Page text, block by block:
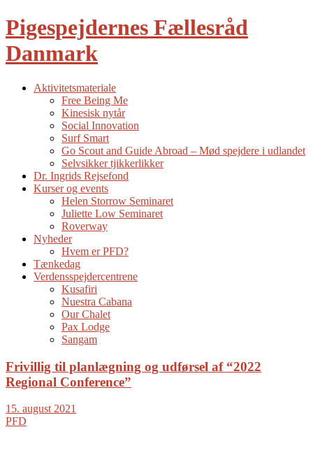
Pigespejdernes Fællesråd
Danmark
Aktivitetsmateriale
Free Being Me
Kinesisk nytår
Social Innovation
Surf Smart
Go Scout and Guide Abroad – Mød spejdere i udlandet
Selvsikker tjikkerlikker
Dr. Ingrids Rejsefond
Kurser og events
Helen Storrow Seminaret
Juliette Low Seminaret
Roverway
Nyheder
Hvem er PFD?
Tænkedag
Verdensspejdercentrene
Kusafiri
Nuestra Cabana
Our Chalet
Pax Lodge
Sangam
Frivillig til planlægning og udførsel af “2022
Regional Conference”
15. august 2021
PFD